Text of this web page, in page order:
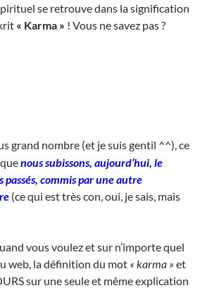
se retrouve dans la signification
« Karma » ! Vous ne savez pas ?
grand nombre (et je suis gentil ^^), ce
nous subissons, aujourd’hui, le
passés, commis par une autre
(ce qui est très con, oui, je sais, mais
vous voulez et sur n’importe quel
web, la définition du mot « karma » et
sur une seule et même explication